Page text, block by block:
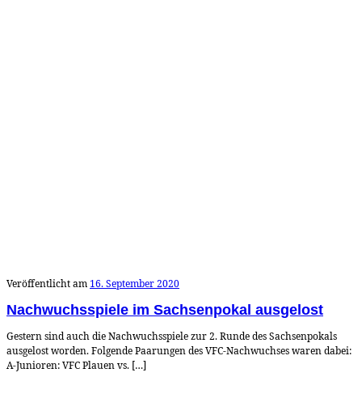
Veröffentlicht am 16. September 2020
Nachwuchsspiele im Sachsenpokal ausgelost
Gestern sind auch die Nachwuchsspiele zur 2. Runde des Sachsenpokals
ausgelost worden. Folgende Paarungen des VFC-Nachwuchses waren dabei:
A-Junioren: VFC Plauen vs. […]